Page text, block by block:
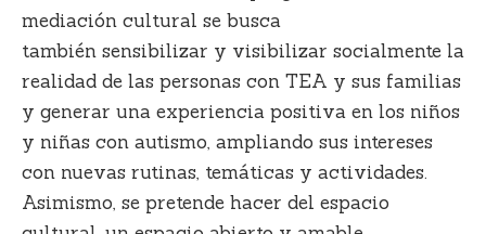
mediación cultural se busca
también sensibilizar y visibilizar socialmente la
realidad de las personas con TEA y sus familias
y generar una experiencia positiva en los niños
y niñas con autismo, ampliando sus intereses
con nuevas rutinas, temáticas y actividades.
Asimismo, se pretende hacer del espacio